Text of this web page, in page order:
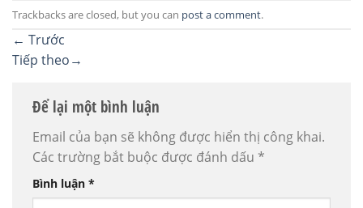
Trackbacks are closed, but you can post a comment.
← Trước
Tiếp theo→
Để lại một bình luận
Email của bạn sẽ không được hiển thị công khai.
Các trường bắt buộc được đánh dấu *
Bình luận *